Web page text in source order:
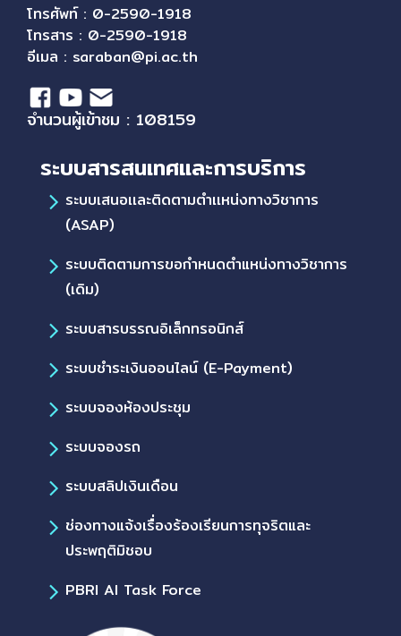
โทรศัพท์ : 0-2590-1918
โทรสาร : 0-2590-1918
อีเมล : saraban@pi.ac.th
จำนวนผู้เข้าชม : 108159
ระบบสารสนเทศและการบริการ
ระบบเสนอเเละติดตามตำเเหน่งทางวิชาการ
(ASAP)
ระบบติดตามการขอกำหนดตำแหน่งทางวิชาการ
(เดิม)
ระบบสารบรรณอิเล็กทรอนิกส์
ระบบชำระเงินออนไลน์ (E-Payment)
ระบบจองห้องประชุม
ระบบจองรถ
ระบบสลิปเงินเดือน
ช่องทางแจ้งเรื่องร้องเรียนการทุจริตและ
ประพฤติมิชอบ
PBRI AI Task Force